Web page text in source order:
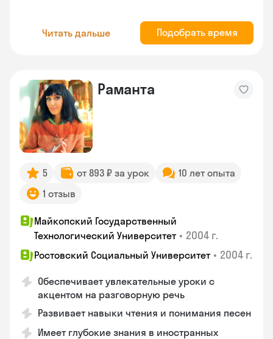
Читать дальше Подобрать время
Раманта
5 от 893 ₽ за урок
10 лет опыта
1 отзыв
Майкопский Государственный
Технологический Университет • 2004 г.
Ростовский Социальный Университет • 2004 г.
Обеспечивает увлекательные уроки с
акцентом на разговорную речь
Развивает навыки чтения и понимания песен
Имеет глубокие знания в иностранных